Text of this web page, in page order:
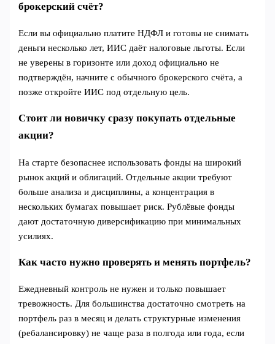
брокерский счёт?
Если вы официально платите НДФЛ и готовы не снимать
деньги несколько лет, ИИС даёт налоговые льготы. Если
не уверены в горизонте или доход официально не
подтверждён, начните с обычного брокерского счёта, а
позже откройте ИИС под отдельную цель.
Стоит ли новичку сразу покупать отдельные
акции?
На старте безопаснее использовать фонды на широкий
рынок акций и облигаций. Отдельные акции требуют
больше анализа и дисциплины, а концентрация в
нескольких бумагах повышает риск. Рублёвые фонды
дают достаточную диверсификацию при минимальных
усилиях.
Как часто нужно проверять и менять портфель?
Ежедневный контроль не нужен и только повышает
тревожность. Для большинства достаточно смотреть на
портфель раз в месяц и делать структурные изменения
(ребалансировку) не чаще раза в полгода или года, если